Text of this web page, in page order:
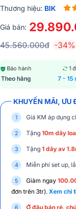
Thương hiệu: BIK
Giá bán:
45.560.000đ -34%
Bảo hành
Theo hãng
1
7 - 15
KHUYẾN MÃI, ƯU
Giá KM áp dụng
Tặng 10m dây loa
Tặng 1 dây av
Miễn phí set up,
Giảm ngay
đơn trên 3tr). Xem chi
Ở đâu bán rẻ,